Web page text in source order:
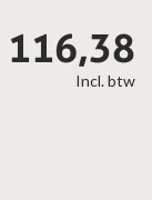
Incl. btw
116,38